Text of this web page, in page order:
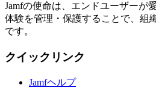
Jamfの使命は、エンドユーザーが
体験を管理・保護することで、組
です。
クイックリンク
Jamfヘルプ